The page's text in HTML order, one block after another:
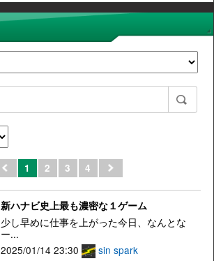
1 2 3 4
新ハナビ史上最も濃密な１ゲーム
少し早めに仕事を上がった今日、なんとな
ー...
2025/01/14 23:30
sin spark